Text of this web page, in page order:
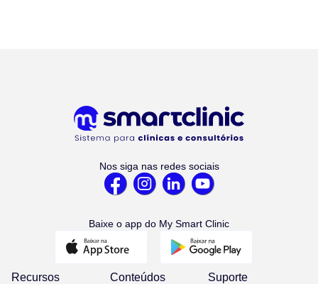
Nos siga nas redes sociais
Baixe o app do My Smart Clinic
Recursos Conteúdos Suporte